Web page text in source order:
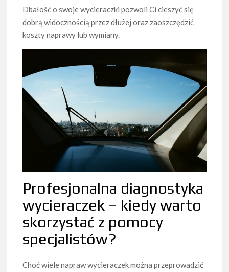
Dbałość o swoje wycieraczki pozwoli Ci cieszyć się
dobrą widocznością przez dłużej oraz zaoszczędzić
koszty naprawy lub wymiany.
Profesjonalna diagnostyka
wycieraczek – kiedy warto
skorzystać z pomocy
specjalistów?
Choć wiele napraw wycieraczek można przeprowadzić